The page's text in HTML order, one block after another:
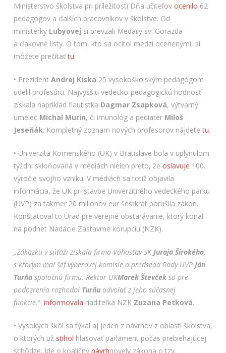
Ministerstvo školstva pri príležitosti Dňa učiteľov ocenilo 62
pedagógov a ďalších pracovníkov v školstve. Od
ministerky Lubyovej si prevzali Medaily sv. Gorazda
a ďakovné listy. O tom, kto sa ocitol medzi ocenenými, si
môžete prečítaťtu.
• Prezident Andrej Kiska 25 vysokoškolským pedagógom
udelil profesúru. Najvyššiu vedecko-pedagogickú hodnosť
získala napríklad flautistka Dagmar Zsapková, výtvarný
umelec Michal Murin, či imunológ a pediater Miloš
Jeseňák. Kompletný zoznam nových profesorov nájdetetu.
• Univerzita Komenského (UK) v Bratislave bola v uplynulom
týždni skloňovaná v médiách nielen preto, že oslavuje 100.
výročie svojho vzniku. V médiách sa totiž objavila
informácia, že UK pri stavbe Univerzitného vedeckého parku
(UVP) za takmer 20 miliónov eur šesťkrát porušila zákon.
Konštatoval to Úrad pre verejné obstarávanie, ktorý konal
na podnet Nadácie Zastavme korupciu (NZK).
„Zákazku v súťaži získala firma Váhostav-SK Juraja Širokého,
s ktorým mal šéf výberovej komisie a predseda Rady UVP Ján
Turňaspoločnú firmu. Rektor UKMarek Števčeksa pre
podozrenia rozhodol Turňuodvolať z jeho súčasnej
funkcie,“ informovala riaditeľka NZK Zuzana Petková.
• Vysokých škôl sa týkal aj jeden z návrhov z oblasti školstva,
o ktorých už stihol hlasovať parlament počas prebiehajúcej
schôdze. Ide o koaličný návrhnovely zákona o tzv.